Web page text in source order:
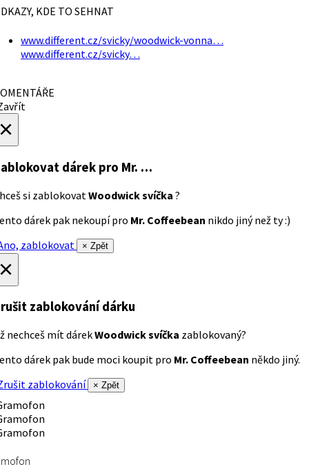
KDE TO SEHNAT
www.different.cz/svicky/woodwick-vonna…
www.different.cz/svicky…
dárek pro Mr. …
si zablokovat Woodwick svíčka ?
dárek pak nekoupí pro Mr. Coffeebean nikdo jiný než ty :)
zablokovat
× Zpět
zablokování dárku
nechceš mít dárekWoodwick svíčka zablokovaný?
dárek pak bude moci koupit pro Mr. Coffeebean někdo jiný.
zablokování
× Zpět